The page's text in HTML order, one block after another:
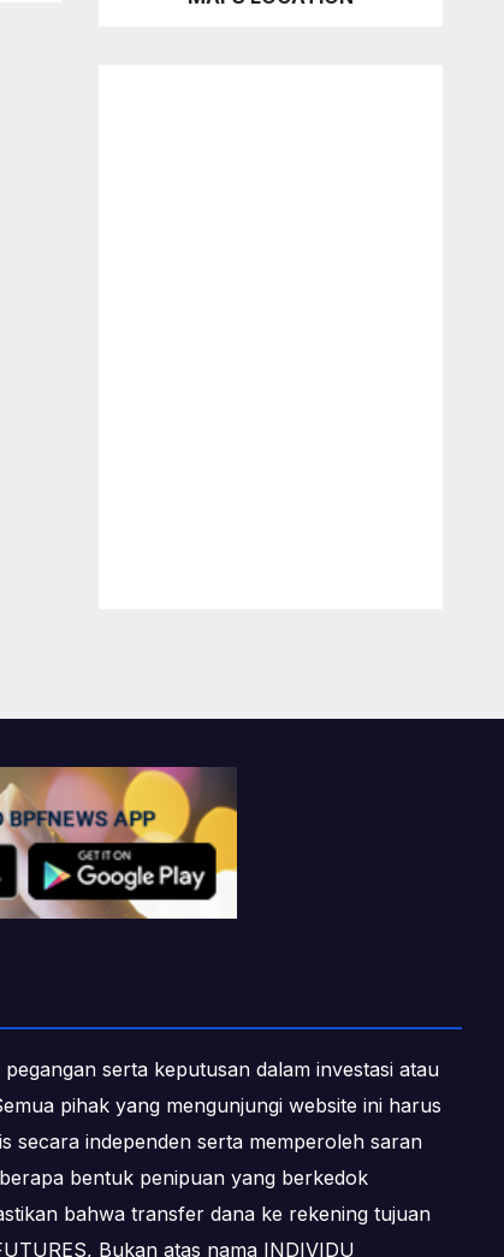
serta keputusan dalam investasi atau
pihak yang mengunjungi website ini harus
secara independen serta memperoleh saran
bentuk penipuan yang berkedok
bahwa transfer dana ke rekening tujuan
Bukan atas nama INDIVIDU